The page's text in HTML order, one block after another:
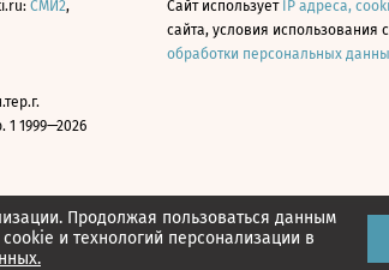
Продолжая пользоваться данным
и технологий персонализации в
СМИ2,
1999—2026
Сайт использует IP адреса,
сайта, условия использования
обработки персональных